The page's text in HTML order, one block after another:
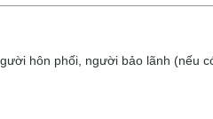
hôn phối, người bảo lãnh (nếu